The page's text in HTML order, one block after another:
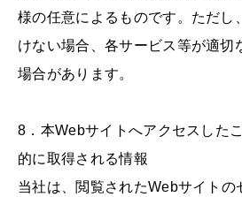
様の任意によるものです。ただし
けない場合、各サービス等が適切
場合があります。
8．本Webサイトへアクセスした
的に取得される情報
当社は、閲覧されたWebサイトの